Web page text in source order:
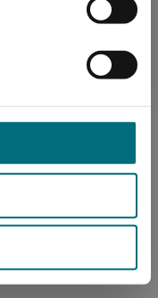
författare och
flera böcker